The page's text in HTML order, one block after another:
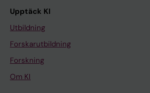
Upptäck KI
Utbildning
Forskarutbildning
Forskning
Om KI